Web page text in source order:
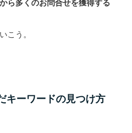
ら多くのお問合せを獲得する
こう。
キーワードの見つけ方